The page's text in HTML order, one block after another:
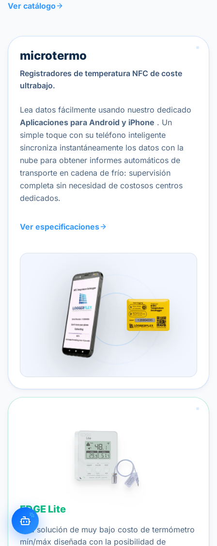
Ver catálogo
microtermo
Registradores de temperatura NFC de coste
ultrabajo.
Lea datos fácilmente usando nuestro dedicado
Aplicaciones para Android y iPhone . Un
simple toque con su teléfono inteligente
sincroniza instantáneamente los datos con la
nube para obtener informes automáticos de
transporte en cadena de frío: supervisión
completa sin necesidad de costosos centros
dedicados.
Ver especificaciones
EDGE Lite
Una solución de muy bajo costo de termómetro
mín/máx diseñada con la posibilidad de